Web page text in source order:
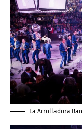
La Arrolladora